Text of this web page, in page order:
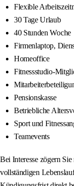
Flexible
30 Tage Urlaub
40 Stunden Woche
Firmenlaptop,
Homeoffice
Fitnessstudio-
Pensionskasse
Betriebliche
Sport und
Teamevents
Bei Interesse zögern
vollständigen